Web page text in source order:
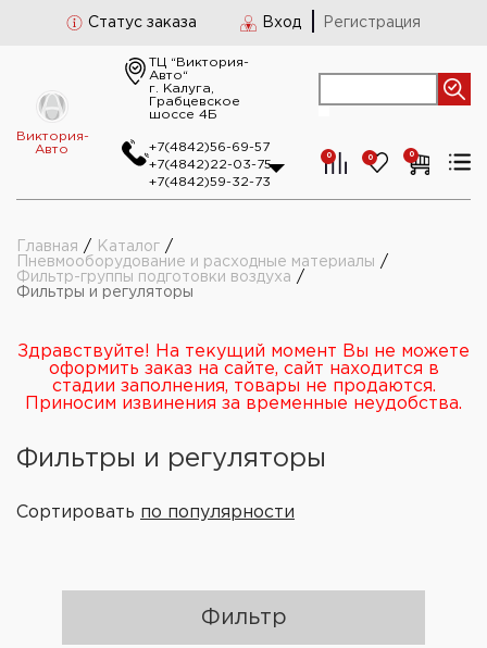
Статус заказа Вход Регистрация
Виктория-
Авто
ТЦ “Виктория-
Авто“
г. Калуга,
Грабцевское
шоссе 4Б
+7(4842)56-69-57
+7(4842)22-03-75
+7(4842)59-32-73
0 0 0
Главная / Каталог /
Пневмооборудование и расходные материалы /
Фильтр-группы подготовки воздуха /
Фильтры и регуляторы
Здравствуйте! На текущий момент Вы не можете
оформить заказ на сайте, сайт находится в
стадии заполнения, товары не продаются.
Приносим извинения за временные неудобства.
Фильтры и регуляторы
Сортировать по популярности
Фильтр